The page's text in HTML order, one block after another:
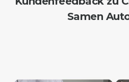
Samen